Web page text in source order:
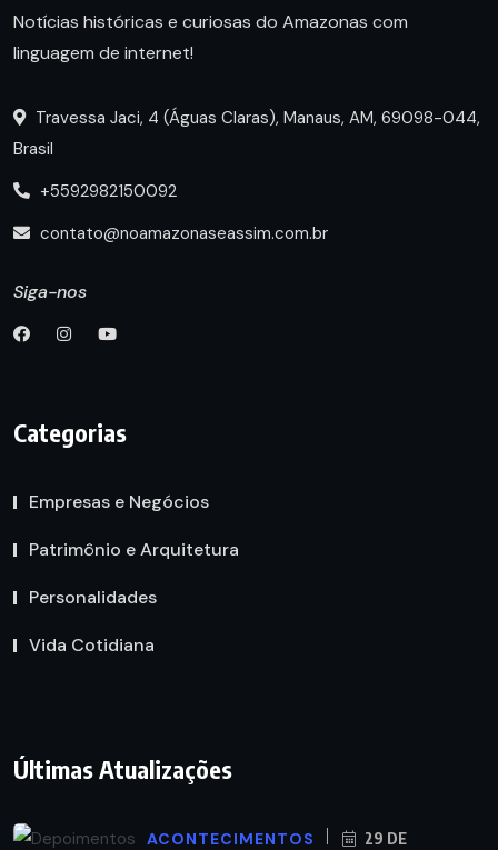
Notícias históricas e curiosas do Amazonas com
linguagem de internet!
Travessa Jaci, 4 (Águas Claras), Manaus, AM, 69098-044,
Brasil
+5592982150092
contato@noamazonaseassim.com.br
Siga-nos
Categorias
Empresas e Negócios
Patrimônio e Arquitetura
Personalidades
Vida Cotidiana
Últimas Atualizações
ACONTECIMENTOS
29 DE